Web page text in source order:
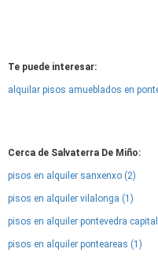
Te puede interesar:
alquilar pisos amueblados en
Cerca de Salvaterra De Miño:
pisos en alquiler sanxenxo (2)
pisos en alquiler vilalonga (1)
pisos en alquiler pontevedra
pisos en alquiler ponteareas (1)